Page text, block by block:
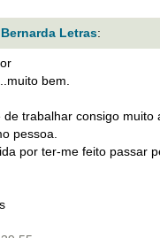
Bernarda Letras:
bem.
de trabalhar consigo
pessoa.
por ter-me feito passar